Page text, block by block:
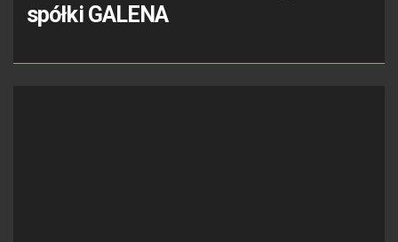
spółki GALENA